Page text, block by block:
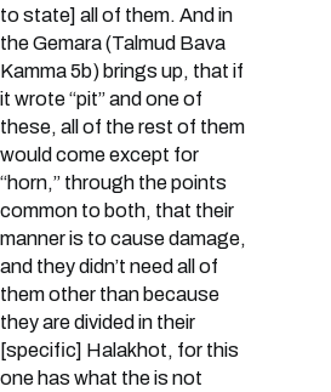
to state] all of them. And in
the Gemara (Talmud Bava
Kamma 5b) brings up, that if
it wrote “pit” and one of
these, all of the rest of them
would come except for
“horn,” through the points
common to both, that their
manner is to cause damage,
and they didn’t need all of
them other than because
they are divided in their
[specific] Halakhot, for this
one has what the is not